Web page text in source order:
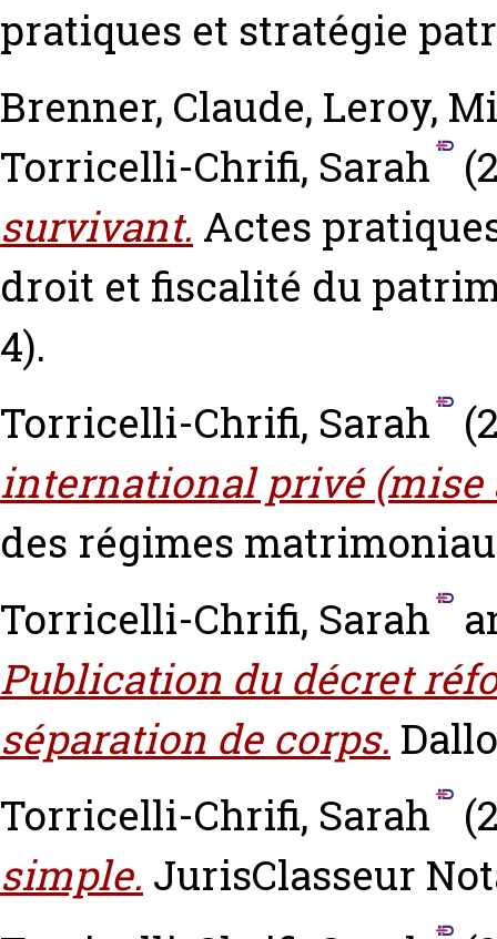
pratiques et stratégie
Brenner, Claude, Leroy,
Torricelli-Chrifi, Sarah
survivant. Actes
droit et fiscalité du
4).
Torricelli-Chrifi, Sarah
international privé (mise
des régimes
Torricelli-Chrifi, Sarah
Publication du décret
séparation de corps.
Torricelli-Chrifi, Sarah
simple. JurisClasseur